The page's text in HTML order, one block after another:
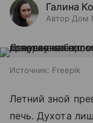
Галина
Автор Дом
Источник: Freepik
Летний зной
печь. Духота